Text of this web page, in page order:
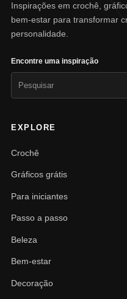
Inspirações em crochê,
bem-estar para transformar
personalidade.
Encontre uma inspiração
EXPLORE
Crochê
Gráficos grátis
Para iniciantes
Passo a passo
Beleza
Bem-estar
Decoração